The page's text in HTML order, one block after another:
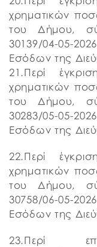
χρηματικών
του Δήμου,
30139/04-05-
Εσόδων της
21.Περί
χρηματικών
του Δήμου,
30283/05-05-
Εσόδων της
22.Περί
χρηματικών
του Δήμου,
30758/06-05-
Εσόδων της
23.Περί